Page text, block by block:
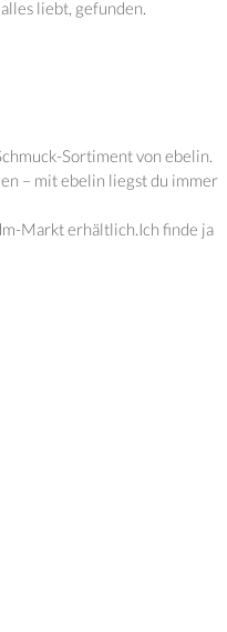
liebt, gefunden.
Sortiment von ebelin.
– mit ebelin liegst du immer
Markt erhältlich.Ich finde ja